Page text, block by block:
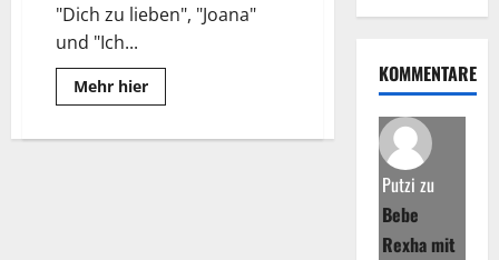
"Dich zu lieben", "Joana"
und "Ich...
Mehr hierRead
more
Kaiser:
KOMMENTARE
Putzi zu
Bebe
Rexha mit